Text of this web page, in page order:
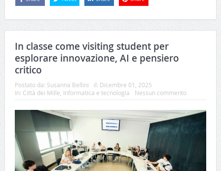
In classe come visiting student per
esplorare innovazione, AI e pensiero
critico
Postato da: Susanna Bellini il: Dicembre 01, 2025
In: Città dei Mille, Informatica e tecnologia Nessun commento